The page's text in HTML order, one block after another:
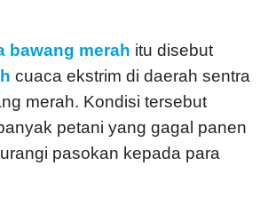
bawang merah itu disebut
cuaca ekstrim di daerah sentra
merah. Kondisi tersebut
petani yang gagal panen
pasokan kepada para